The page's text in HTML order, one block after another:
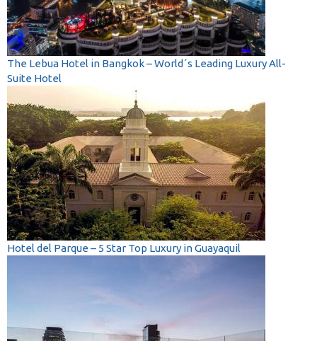
The Lebua Hotel in Bangkok – World´s Leading Luxury All-
Suite Hotel
Hotel del Parque – 5 Star Top Luxury in Guayaquil